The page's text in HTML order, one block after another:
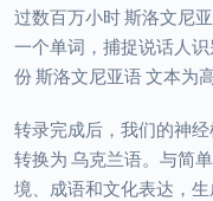
过数百万小时 斯洛文尼
一个单词，捕捉说话人
份 斯洛文尼亚语 文本为
转录完成后，我们的神
转换为 乌克兰语。与简
境、成语和文化表达，